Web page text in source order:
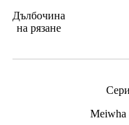
Дълбочина
на рязане
Meiwha